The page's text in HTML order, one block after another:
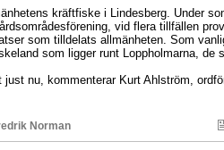
kräftfiske i Lindesberg. Under
vid flera tillfällen
som tilldelats allmänheten. Som
som ligger runt Loppholmarna, de
nu, kommenterar Kurt Ahlström,
Norman